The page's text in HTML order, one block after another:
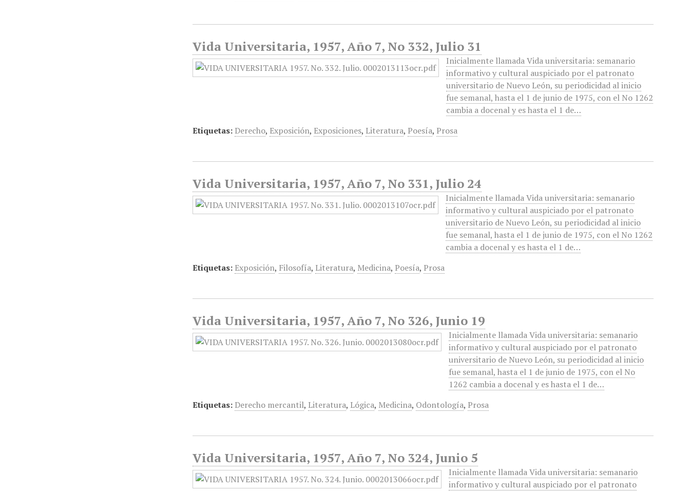
Vida Universitaria, 1957, Año 7, No 332, Julio 31
Inicialmente llamada Vida universitaria: semanario
informativo y cultural auspiciado por el patronato
universitario de Nuevo León, su periodicidad al inicio
fue semanal, hasta el 1 de junio de 1975, con el No 1262
cambia a docenal y es hasta el 1 de…
Etiquetas: Derecho, Exposición, Exposiciones, Literatura, Poesía, Prosa
Vida Universitaria, 1957, Año 7, No 331, Julio 24
Inicialmente llamada Vida universitaria: semanario
informativo y cultural auspiciado por el patronato
universitario de Nuevo León, su periodicidad al inicio
fue semanal, hasta el 1 de junio de 1975, con el No 1262
cambia a docenal y es hasta el 1 de…
Etiquetas: Exposición, Filosofía, Literatura, Medicina, Poesía, Prosa
Vida Universitaria, 1957, Año 7, No 326, Junio 19
Inicialmente llamada Vida universitaria: semanario
informativo y cultural auspiciado por el patronato
universitario de Nuevo León, su periodicidad al inicio
fue semanal, hasta el 1 de junio de 1975, con el No
1262 cambia a docenal y es hasta el 1 de…
Etiquetas: Derecho mercantil, Literatura, Lógica, Medicina, Odontología, Prosa
Vida Universitaria, 1957, Año 7, No 324, Junio 5
Inicialmente llamada Vida universitaria: semanario
informativo y cultural auspiciado por el patronato